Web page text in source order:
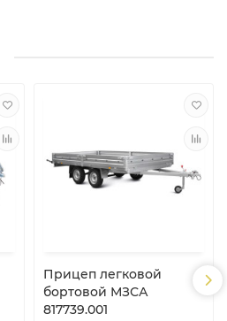
Прицеп легковой
бортовой МЗСА
817739.001